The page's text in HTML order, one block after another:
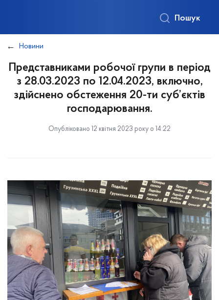
Пошук
Новини
Представниками робочої групи в період
з 28.03.2023 по 12.04.2023, включно,
здійснено обстеження 20-ти суб’єктів
господарювання.
Опубліковано 12 квітня 2023 року о 14:22